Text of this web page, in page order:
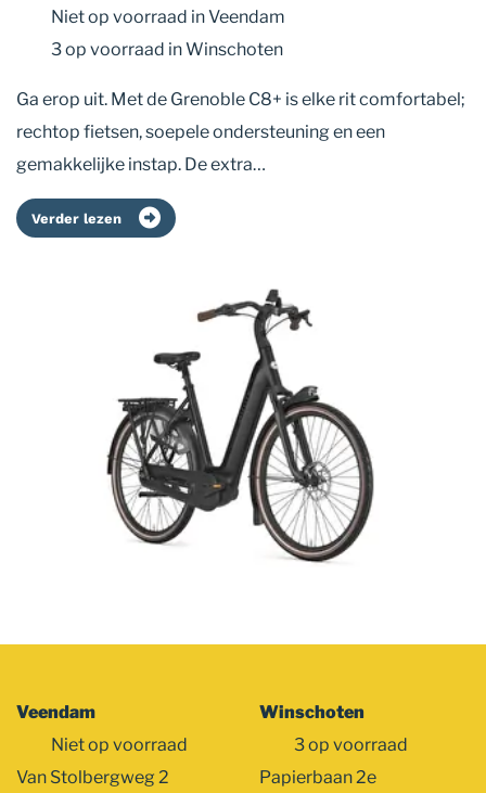
Niet op voorraad in Veendam
3 op voorraad in Winschoten
Ga erop uit. Met de Grenoble C8+ is elke rit comfortabel;
rechtop fietsen, soepele ondersteuning en een
gemakkelijke instap. De extra…
Verder lezen
Veendam
Niet op voorraad
Van Stolbergweg 2
Winschoten
3 op voorraad
Papierbaan 2e